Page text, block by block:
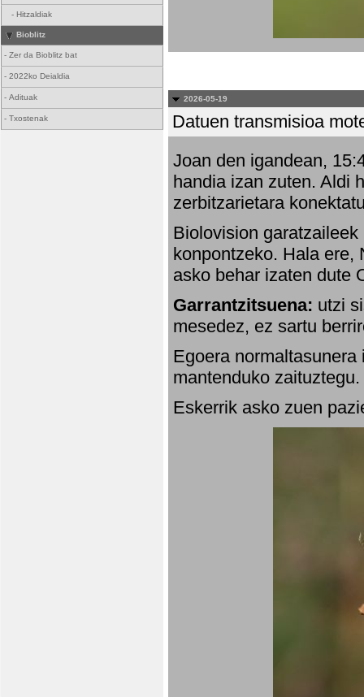
- Hitzaldiak
Bioblitz
- Zer da Bioblitz bat
- 2022ko Deialdia
- Adituak
- Txostenak
2026-05-19
Datuen transmisioa
Joan den igandean,
handia izan zuten. Aldi
zerbitzarietara
Biolovision
konpontzeko. Hala ere,
asko behar izaten dute
Garrantzitsuena: utzi
mesedez, ez sartu
Egoera
mantenduko
Eskerrik asko zuen